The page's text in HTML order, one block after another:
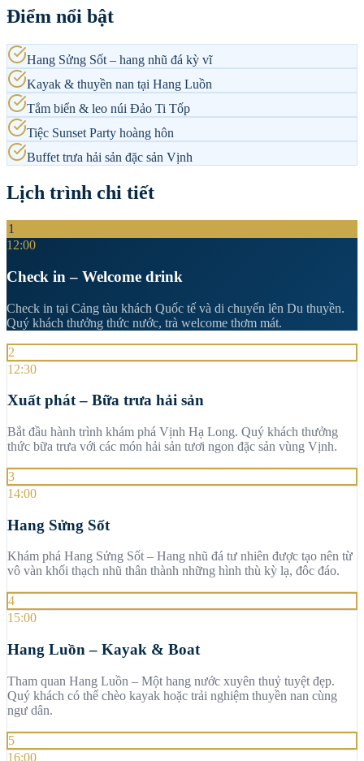
Điểm nổi bật
Hang Sửng Sốt – hang nhũ đá kỳ vĩ
Kayak & thuyền nan tại Hang Luồn
Tắm biển & leo núi Đảo Ti Tốp
Tiệc Sunset Party hoàng hôn
Buffet trưa hải sản đặc sản Vịnh
Lịch trình chi tiết
1
12:00
Check in – Welcome drink
Check in tại Cảng tàu khách Quốc tế và di chuyển lên Du thuyền.
Quý khách thưởng thức nước, trà welcome thơm mát.
2
12:30
Xuất phát – Bữa trưa hải sản
Bắt đầu hành trình khám phá Vịnh Hạ Long. Quý khách thưởng
thức bữa trưa với các món hải sản tươi ngon đặc sản vùng Vịnh.
3
14:00
Hang Sửng Sốt
Khám phá Hang Sửng Sốt – Hang nhũ đá tư nhiên được tạo nên từ
vô vàn khối thạch nhũ thân thành những hình thù kỳ lạ, đôc đáo.
4
15:00
Hang Luồn – Kayak & Boat
Tham quan Hang Luồn – Một hang nước xuyên thuỷ tuyệt đẹp.
Quý khách có thể chèo kayak hoặc trải nghiệm thuyền nan cùng
ngư dân.
5
16:00